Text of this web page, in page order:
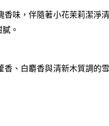
味，伴隨著小花茉莉潔淨
。
、白麝香與清新木質調的